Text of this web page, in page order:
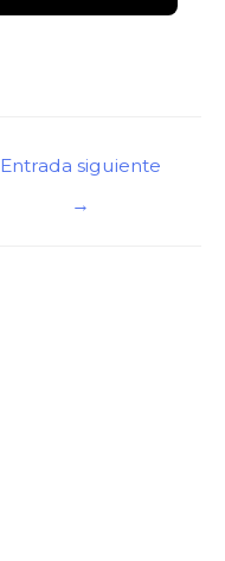
Entrada siguiente
→